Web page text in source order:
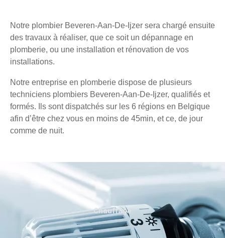
Notre plombier Beveren-Aan-De-Ijzer sera chargé ensuite
des travaux à réaliser, que ce soit un dépannage en
plomberie, ou une installation et rénovation de vos
installations.
Notre entreprise en plomberie dispose de plusieurs
techniciens plombiers Beveren-Aan-De-Ijzer, qualifiés et
formés. Ils sont dispatchés sur les 6 régions en Belgique
afin d’être chez vous en moins de 45min, et ce, de jour
comme de nuit.
Chauffage